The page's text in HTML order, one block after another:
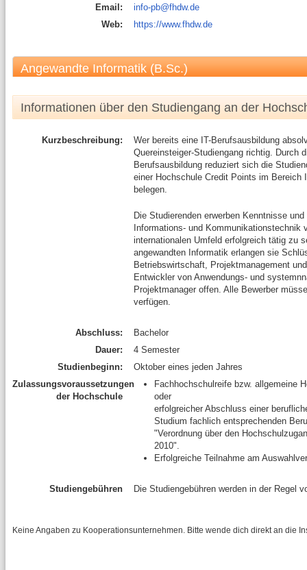
Email:
info-pb@fhdw.de
Web:
https://www.fhdw.de
Angewandte Informatik (B.Sc.)
Informationen über den Studiengang an der
Kurzbeschreibung:
Wer bereits eine IT-Berufsausbildung
Quereinsteiger-Studiengang richtig. Durch
Berufsausbildung reduziert sich die
einer Hochschule Credit Points im Bereich
belegen.
Die Studierenden erwerben Kenntnisse
Informations- und Kommunikationstechnik
internationalen Umfeld erfolgreich tätig zu
angewandten Informatik erlangen sie
Betriebswirtschaft, Projektmanagement
Entwickler von Anwendungs- und
Projektmanager offen. Alle Bewerber
verfügen.
Abschluss:
Bachelor
Dauer:
4 Semester
Studienbeginn:
Oktober eines jeden Jahres
Zulassungsvoraussetzungen
der Hochschule
Fachhochschulreife bzw. allgemeine
oder
erfolgreicher Abschluss einer
Studium fachlich entsprechenden
"Verordnung über den
2010".
Erfolgreiche Teilnahme am
Studiengebühren Die Studiengebühren werden in der Regel
Keine Angaben zu Kooperationsunternehmen. Bitte wende dich direkt an die